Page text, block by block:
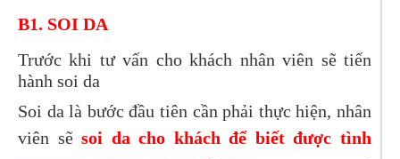
B1. SOI DA
Trước khi tư vấn cho khách nhân viên sẽ tiến
hành soi da
Soi da là bước đầu tiên cần phải thực hiện, nhân
viên sẽsoi da cho khách để biết được tình